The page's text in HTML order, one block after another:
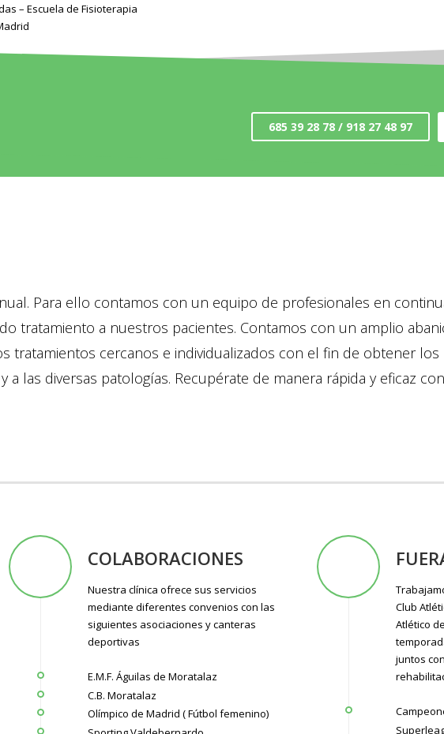
– Escuela de Fisioterapia
685 39 28 78 / 918 27 48 97
Para ello contamos con un equipo de profesionales en
tratamiento a nuestros pacientes. Contamos con un amplio
tratamientos cercanos e individualizados con el fin de obtener
a las diversas patologías. Recupérate de manera rápida y eficaz
COLABORACIONES
Nuestra clínica ofrece sus servicios
mediante diferentes convenios con las
siguientes asociaciones y canteras
deportivas
E.M.F. Águilas de Moratalaz
C.B. Moratalaz
Olímpico de Madrid ( Fútbol femenino)
Club
Atlético
juntos